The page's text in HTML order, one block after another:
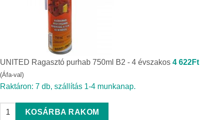
UNITED Ragasztó purhab 750ml B2 - 4 évszakos 4 622Ft
(Áfa-val)
Raktáron: 7 db, szállítás 1-4 munkanap.
UNITED Ragasztó purhab 750ml B2 - 4 évszakos quantity
KOSÁRBA RAKOM